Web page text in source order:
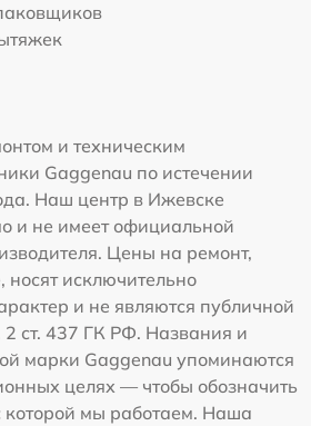
и техническим
Gaggenau по истечении
Наш центр в Ижевске
и не имеет официальной
Цены на ремонт,
носят исключительно
и не являются публичной
2 ст. 437 ГК РФ. Названия и
марки Gaggenau упоминаются
целях — чтобы обозначить
которой мы работаем. Наша